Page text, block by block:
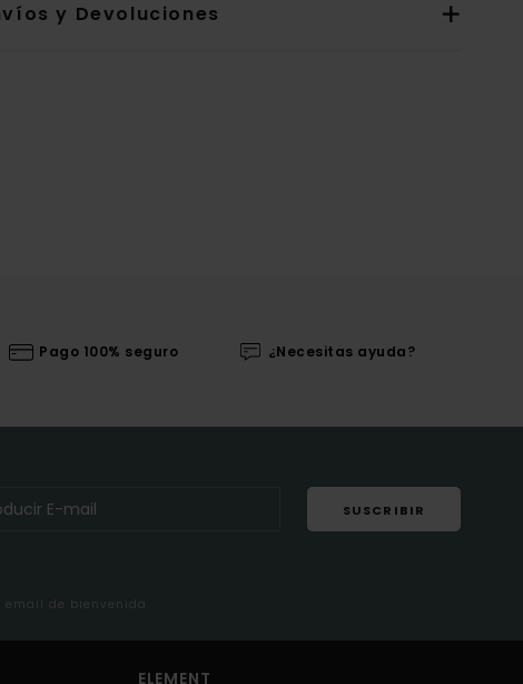
y Devoluciones
Pago 100% seguro ¿Necesitas ayuda?
SUSCRIBIR
email de bienvenida
ELEMENT